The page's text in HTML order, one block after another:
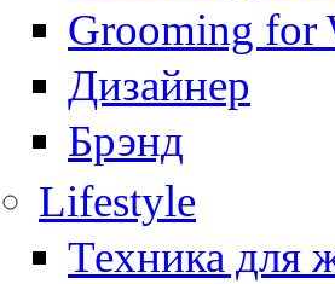
Grooming for
Дизайнер
Брэнд
Lifestyle
Техника для